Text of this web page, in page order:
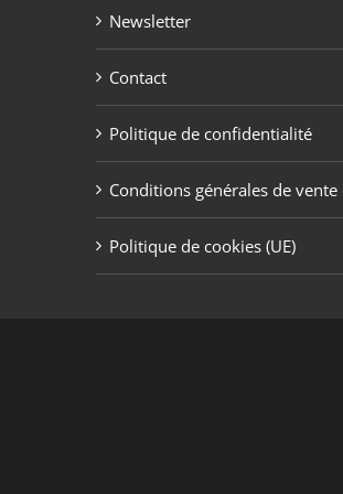
Newsletter
Contact
Politique de confidentialité
Conditions générales de vente
Politique de cookies (UE)